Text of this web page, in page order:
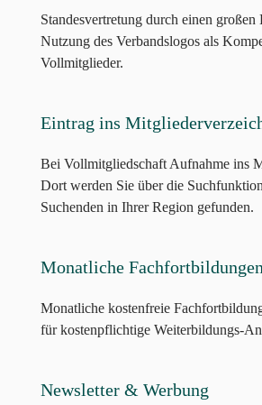
Standesvertretung durch einen
Nutzung des Verbandslogos als
Vollmitglieder.
Eintrag ins
Bei Vollmitgliedschaft Aufnahme ins
Dort werden Sie über die
Suchenden in Ihrer Region gefunden.
Monatliche Fachfortbildungen
Monatliche kostenfreie
für kostenpflichtige Weiterbildungs-
Newsletter & Werbung